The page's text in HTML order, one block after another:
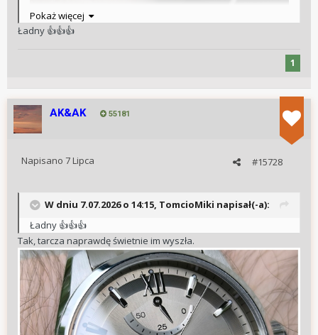
Pokaż więcej
Ładny 👍👍👍
1
AK&AK 55181
#15728
Napisano 7 Lipca
W dniu 7.07.2026 o 14:15, TomcioMiki napisał(-a):
Ładny 👍👍👍
Tak, tarcza naprawdę świetnie im wyszła.